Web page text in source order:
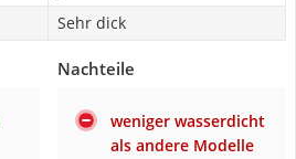
Sehr dick
Nachteile
weniger wasserdicht
als andere Modelle